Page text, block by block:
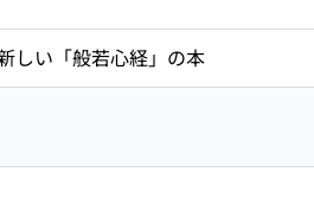
しい「般若心経」の本